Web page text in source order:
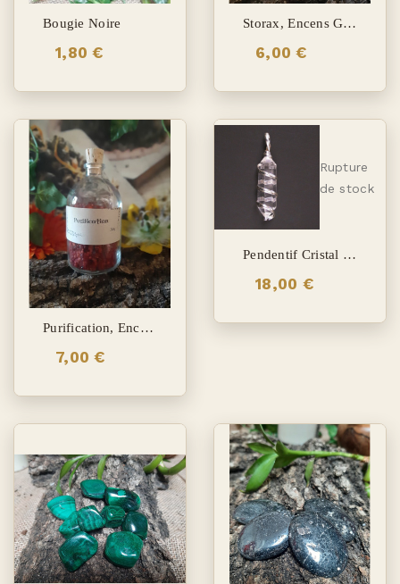
Bougie Noire
1,80 €
Storax, Encens Grains
6,00 €
Purification, Encens Grains
7,00 €
Rupture
de stock
Pendentif Cristal De Roche Biterminé
18,00 €